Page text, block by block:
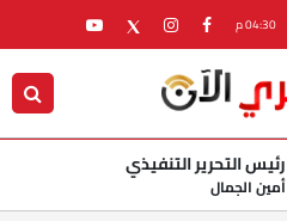
04:30 م
رئيس التحرير التنفيذي
أمين الجمال